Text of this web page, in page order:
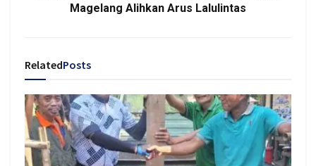
Magelang Alihkan Arus Lalulintas
RelatedPosts